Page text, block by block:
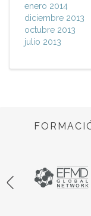
enero 2014
diciembre 2013
octubre 2013
julio 2013